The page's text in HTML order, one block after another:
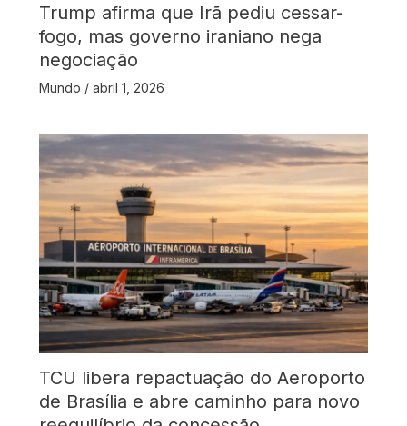
Trump afirma que Irã pediu cessar-
fogo, mas governo iraniano nega
negociação
Mundo / abril 1, 2026
TCU libera repactuação do Aeroporto
de Brasília e abre caminho para novo